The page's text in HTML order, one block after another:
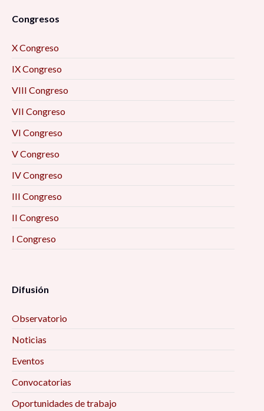
Congresos
X Congreso
IX Congreso
VIII Congreso
VII Congreso
VI Congreso
V Congreso
IV Congreso
III Congreso
II Congreso
I Congreso
Difusión
Observatorio
Noticias
Eventos
Convocatorias
Oportunidades de trabajo